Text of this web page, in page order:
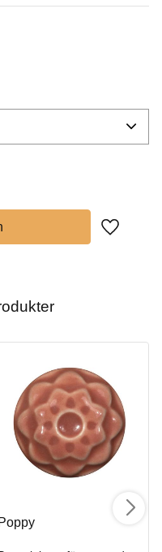
Lägg till
Poppy